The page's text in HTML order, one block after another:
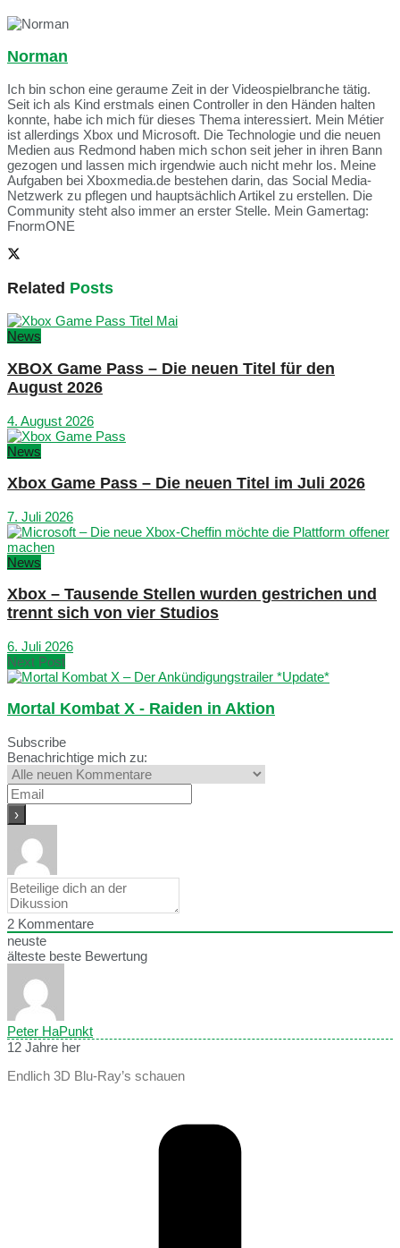
Norman
Ich bin schon eine geraume Zeit in der Videospielbranche tätig.
Seit ich als Kind erstmals einen Controller in den Händen halten
konnte, habe ich mich für dieses Thema interessiert. Mein Métier
ist allerdings Xbox und Microsoft. Die Technologie und die neuen
Medien aus Redmond haben mich schon seit jeher in ihren Bann
gezogen und lassen mich irgendwie auch nicht mehr los. Meine
Aufgaben bei Xboxmedia.de bestehen darin, das Social Media-
Netzwerk zu pflegen und hauptsächlich Artikel zu erstellen. Die
Community steht also immer an erster Stelle. Mein Gamertag:
FnormONE
Related Posts
News
XBOX Game Pass – Die neuen Titel für den
August 2026
4. August 2026
News
Xbox Game Pass – Die neuen Titel im Juli 2026
7. Juli 2026
News
Xbox – Tausende Stellen wurden gestrichen und
trennt sich von vier Studios
6. Juli 2026
Next Post
Mortal Kombat X - Raiden in Aktion
Subscribe
Benachrichtige mich zu:
2 Kommentare
neuste
älteste beste Bewertung
Peter HaPunkt
12 Jahre her
Endlich 3D Blu-Ray’s schauen